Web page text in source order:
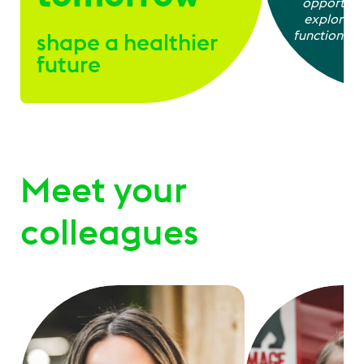
shape a healthier
future
explore
functions,
Meet your
colleagues